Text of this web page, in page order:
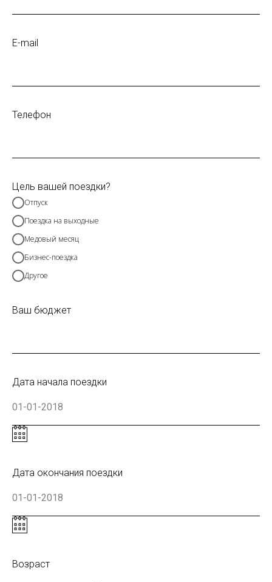
E-mail
Телефон
Цель вашей поездки?
Отпуск
Поездка на выходные
Медовый месяц
Бизнес-поездка
Другое
Ваш бюджет
Дата начала поездки
Дата окончания поездки
Возраст